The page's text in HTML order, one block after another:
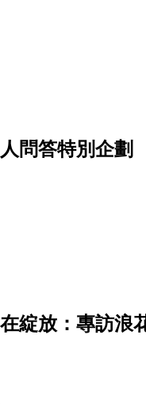
問答特別企劃
綻放：專訪